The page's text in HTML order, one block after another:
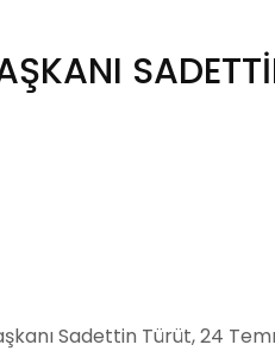
Sadettin Türüt, 24